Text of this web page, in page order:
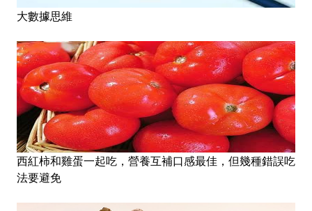
大數據思維
西紅柿和雞蛋一起吃，營養互補口感最佳，但幾種錯誤吃
法要避免